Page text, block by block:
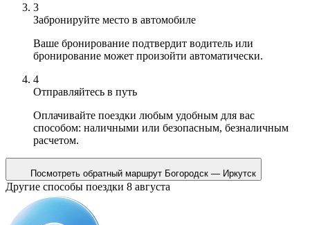
3
Забронируйте место в автомобиле
Ваше бронирование подтвердит водитель или
бронирование может произойти автоматически.
4
Отправляйтесь в путь
Оплачивайте поездки любым удобным для вас
способом: наличными или безопасным, безналичным
расчетом.
Посмотреть обратный маршрут Богородск — Иркутск
Другие способы поездки 8 августа